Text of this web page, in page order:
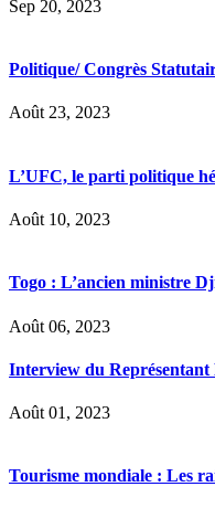
Sep 20, 2023
Politique/ Congrès
Août 23, 2023
L’UFC, le parti politique
Août 10, 2023
Togo : L’ancien ministre
Août 06, 2023
Interview du
Août 01, 2023
Tourisme mondiale : Les